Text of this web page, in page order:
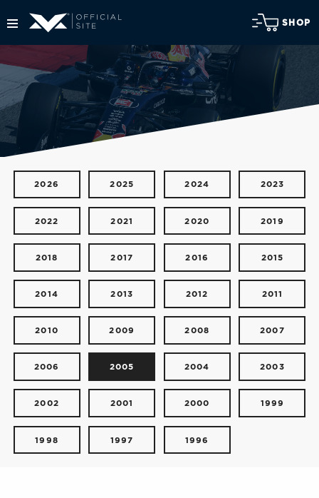
SHOP
2026 2025 2024 2023
2022 2021 2020 2019
2018 2017 2016 2015
2014 2013 2012 2011
2010 2009 2008 2007
2006 2005 2004 2003
2002 2001 2000 1999
1998 1997 1996